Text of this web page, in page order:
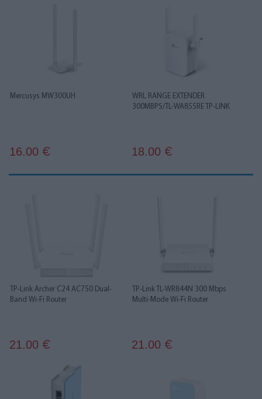
Mercusys MW300UH
16.00 €
WRL RANGE EXTENDER
300MBPS/TL-WA855RE TP-LINK
18.00 €
TP-Link Archer C24 AC750 Dual-
Band Wi-Fi Router
21.00 €
TP-Link TL-WR844N 300 Mbps
Multi-Mode Wi-Fi Router
21.00 €